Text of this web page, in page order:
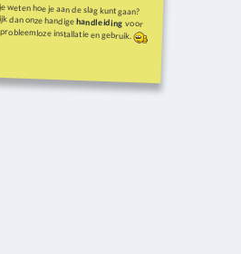
weten hoe je aan de slag kunt gaan?
dan onze handigehandleiding voor
installatie en gebruik.